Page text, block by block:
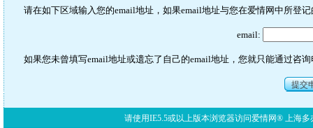
请在如下区域输入您的email地址，如果email地址与您在爱情网中所登
email:
如果您未曾填写email地址或遗忘了自己的email地址，您就只能通过咨
提交
请使用IE5.5或以上版本浏览器访问爱情网® 上海多